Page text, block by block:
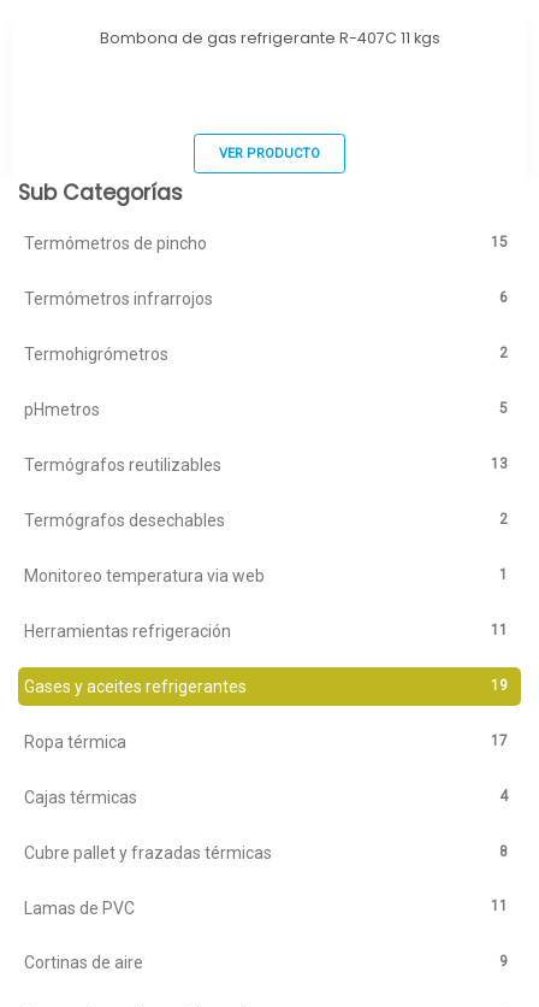
Bombona de gas refrigerante R-407C 11 kgs
VER PRODUCTO
Sub Categorías
Termómetros de pincho 15
Termómetros infrarrojos 6
Termohigrómetros 2
pHmetros 5
Termógrafos reutilizables 13
Termógrafos desechables 2
Monitoreo temperatura via web 1
Herramientas refrigeración 11
Gases y aceites refrigerantes 19
Ropa térmica 17
Cajas térmicas 4
Cubre pallet y frazadas térmicas 8
Lamas de PVC 11
Cortinas de aire 9